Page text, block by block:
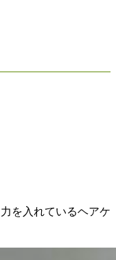
を入れているヘアケ